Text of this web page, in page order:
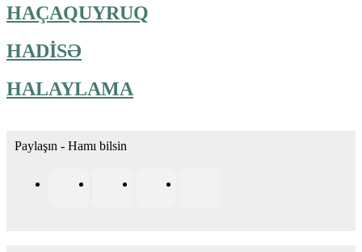
HAÇAQUYRUQ
HADİSƏ
HALAYLAMA
Paylaşın - Hamı bilsin